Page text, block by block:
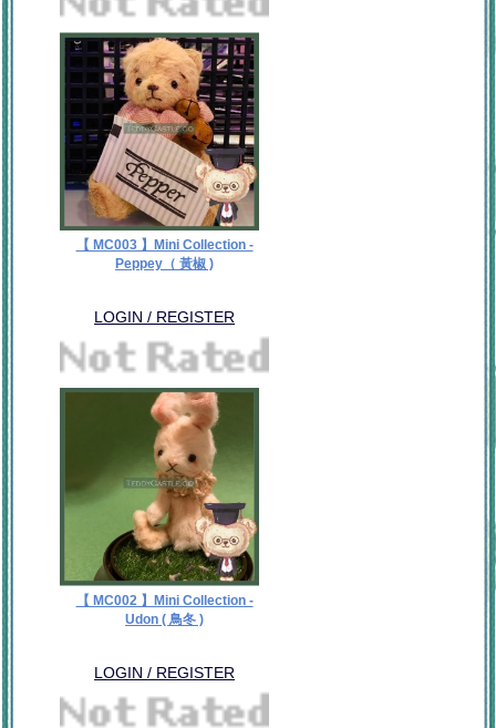
【 MC003 】Mini Collection -
Peppey（ 黃椒 )
LOGIN / REGISTER
【 MC002 】Mini Collection -
Udon ( 鳥冬 )
LOGIN / REGISTER